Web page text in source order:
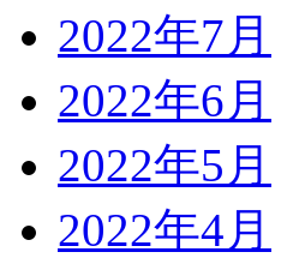
2022年7月
2022年6月
2022年5月
2022年4月